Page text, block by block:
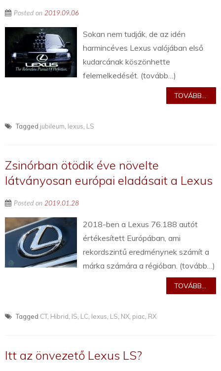
Posted on 2019.09.06
Sokan nem tudják, de az idén
harmincéves Lexus valójában első
kudarcának köszönhette
felemelkedését. (tovább…)
TOVÁBB...
Tagged jubileum lexus LS
Zsinórban ötödik éve növelte
látványosan európai eladásait a Lexus
Posted on 2019.01.28
2018-ben a Lexus 76.188 autót
értékesített Európában, ami
rekordszintű eredménynek számít a
márka számára a régióban. (tovább…)
TOVÁBB...
Tagged CT, Hibrid IS LC lexus LS NX piac RX
Itt az önvezető Lexus LS?